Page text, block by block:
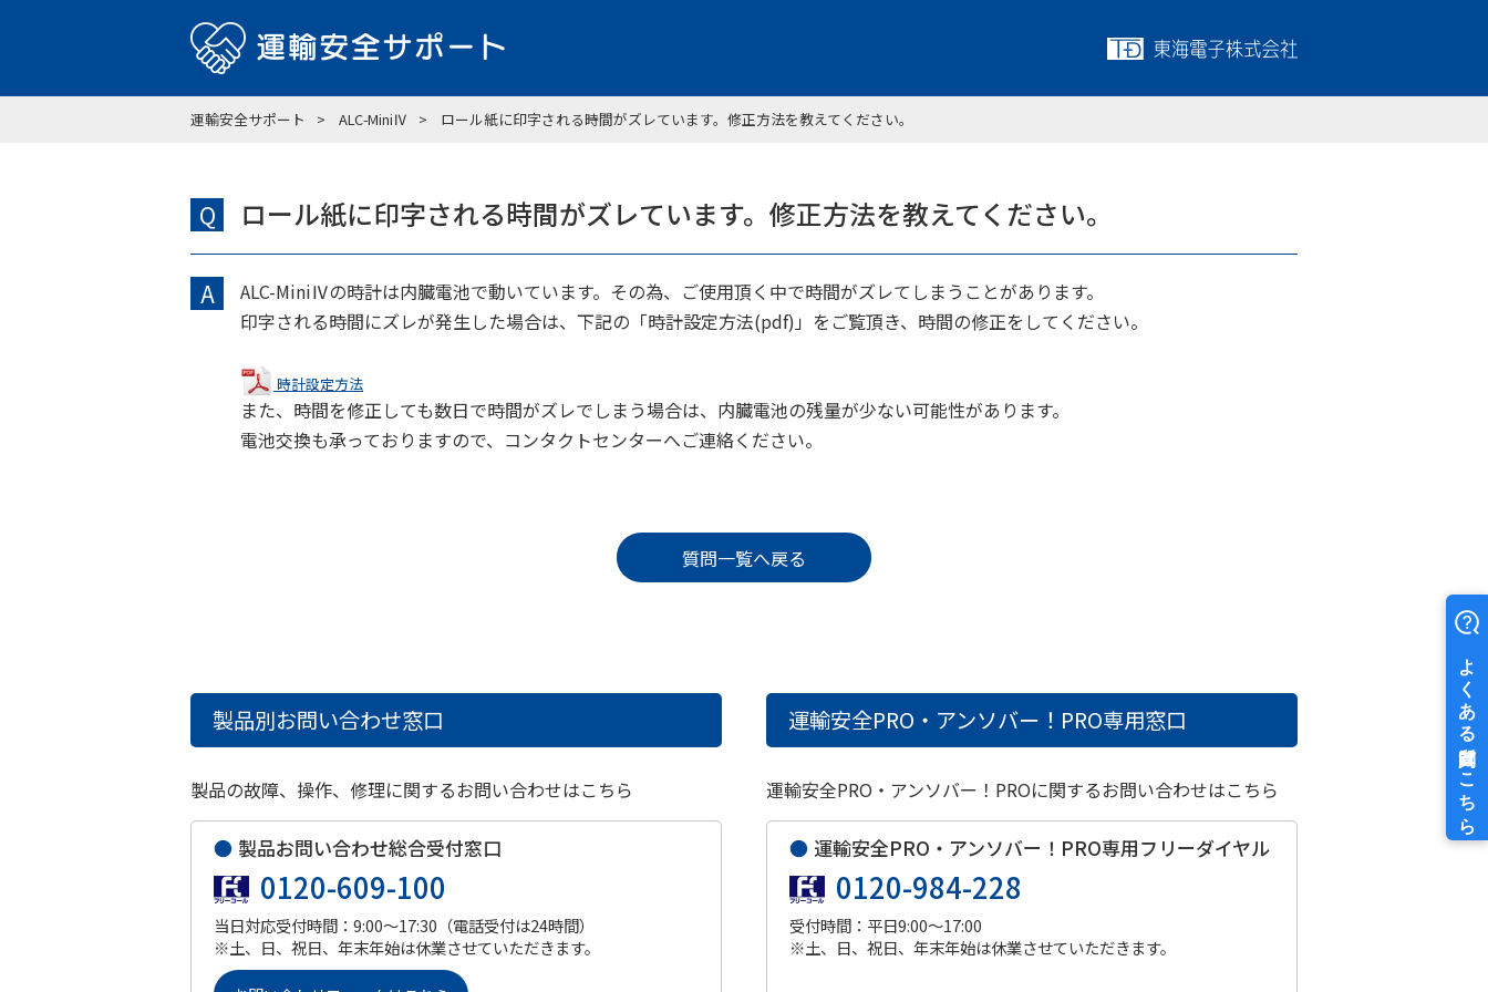
運輸安全サポート ALC-MiniⅣ ロール紙に印字される時間がズレています。修正方法を教えてください。
Q ロール紙に印字される時間がズレています。修正方法を教えてください。
A
ALC-MiniⅣの時計は内臓電池で動いています。その為、ご使用頂く中で時間がズレてしまうことがあります。
印字される時間にズレが発生した場合は、下記の「時計設定方法(pdf)」をご覧頂き、時間の修正をしてください。
時計設定方法
また、時間を修正しても数日で時間がズレでしまう場合は、内臓電池の残量が少ない可能性があります。
電池交換も承っておりますので、コンタクトセンターへご連絡ください。
質問一覧へ戻る
製品別お問い合わせ窓口
製品の故障、操作、修理に関するお問い合わせはこちら
● 製品お問い合わせ総合受付窓口
0120-609-100
当日対応受付時間：9:00～17:30（電話受付は24時間）
※土、日、祝日、年末年始は休業させていただきます。
運輸安全PRO・アンソバー！PRO専用窓口
運輸安全PRO・アンソバー！PROに関するお問い合わせはこちら
● 運輸安全PRO・アンソバー！PRO専用フリーダイヤル
0120-984-228
受付時間：平日9:00～17:00
※土、日、祝日、年末年始は休業させていただきます。